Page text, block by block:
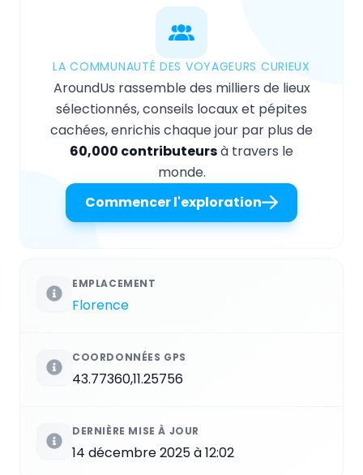
LA COMMUNAUTÉ DES VOYAGEURS CURIEUX
AroundUs rassemble des milliers de lieux
sélectionnés, conseils locaux et pépites
cachées, enrichis chaque jour par plus de
60,000 contributeursà travers le
monde.
Commencer l'exploration
EMPLACEMENT
Florence
COORDONNÉES GPS
43.77360,11.25756
DERNIÈRE MISE À JOUR
14 décembre 2025 à 12:02